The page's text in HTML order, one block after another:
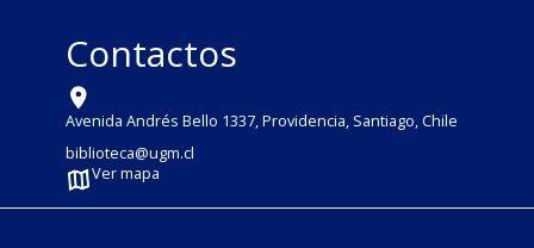
Contactos
Avenida Andrés Bello 1337, Providencia, Santiago, Chile
biblioteca@ugm.cl
Ver mapa